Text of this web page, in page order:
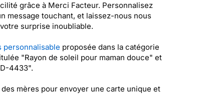
grâce à Merci Facteur. Personnalisez
message touchant, et laissez-nous nous
surprise inoubliable.
personnalisable proposée dans la catégorie
"Rayon de soleil pour maman douce" et
4433".
mères pour envoyer une carte unique et